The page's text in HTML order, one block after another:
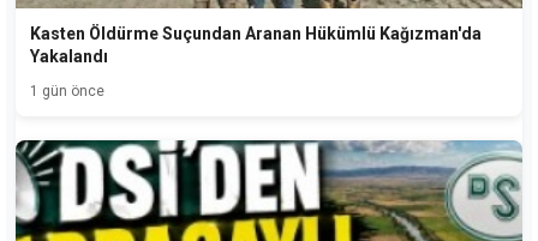
Kasten Öldürme Suçundan Aranan Hükümlü Kağızman'da
Yakalandı
1 gün önce